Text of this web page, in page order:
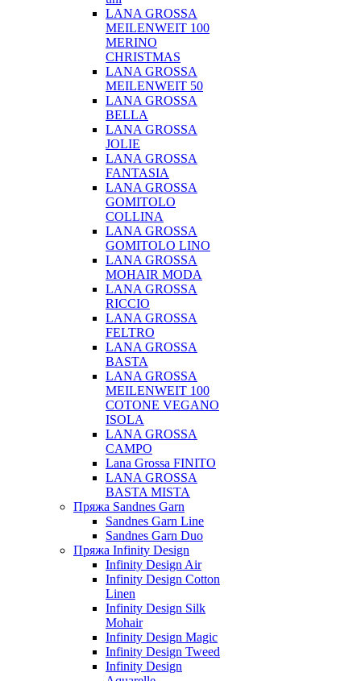
LANA GROSSA
MEILENWEIT 100
MERINO
CHRISTMAS
LANA GROSSA
MEILENWEIT 50
LANA GROSSA
BELLA
LANA GROSSA
JOLIE
LANA GROSSA
FANTASIA
LANA GROSSA
GOMITOLO
COLLINA
LANA GROSSA
GOMITOLO LINO
LANA GROSSA
MOHAIR MODA
LANA GROSSA
RICCIO
LANA GROSSA
FELTRO
LANA GROSSA
BASTA
LANA GROSSA
MEILENWEIT 100
COTONE VEGANO
ISOLA
LANA GROSSA
CAMPO
Lana Grossa FINITO
LANA GROSSA
BASTA MISTA
Пряжа Sandnes Garn
Sandnes Garn Line
Sandnes Garn Duo
Пряжа Infinity Design
Infinity Design Air
Infinity Design Cotton
Linen
Infinity Design Silk
Mohair
Infinity Design Magic
Infinity Design Tweed
Infinity Design